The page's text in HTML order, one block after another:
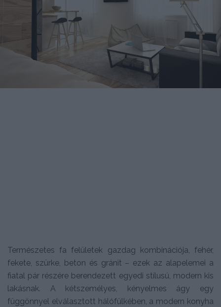
Természetes fa felületek gazdag kombinációja, fehér,
fekete, szürke, beton és gránit – ezek az alapelemei a
fiatal pár részére berendezett egyedi stílusú, modern kis
lakásnak. A kétszemélyes, kényelmes ágy egy
függönnyel elválasztott hálófülkében, a modern konyha